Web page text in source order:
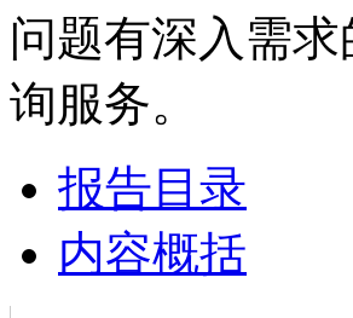
问题有深入需
询服务。
报告目录
内容概括